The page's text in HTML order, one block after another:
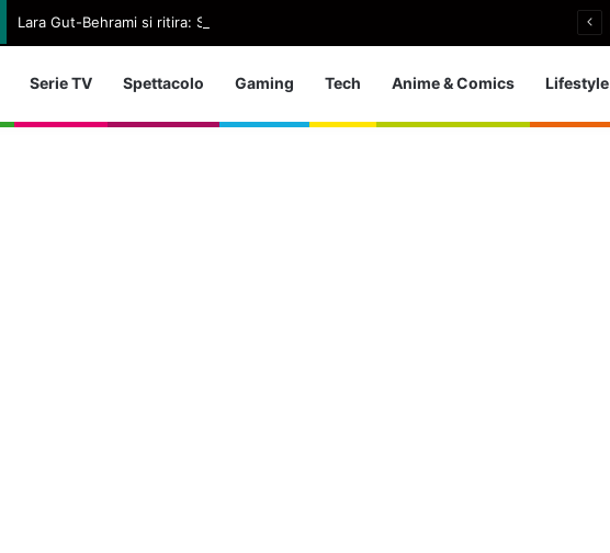
Lara Gut-Behrami si ritira: So che è arrivato il momento giusto
Serie TV Spettacolo Gaming Tech Anime & Comics Lifestyle